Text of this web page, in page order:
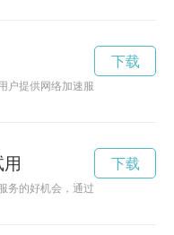
户提供网络加速服务的应用程序
下载
务的好机会，通过加速免费试用
下载